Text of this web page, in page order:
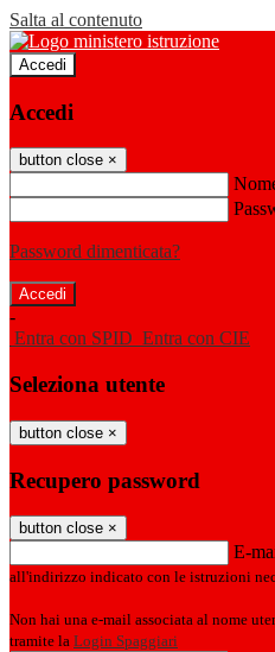
Salta al contenuto
Accedi
Accedi
button close ×
Password dimenticata?
-
Entra con SPID Entra con CIE
Seleziona utente
button close ×
Recupero password
button close ×
E-
all'indirizzo indicato con le istruzioni
Non hai una e-mail associata al nome
tramite la Login Spaggiari